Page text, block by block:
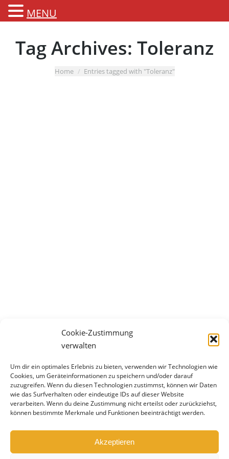
Cookie-Zustimmung
verwalten
Um dir ein optimales Erlebnis zu bieten, verwenden wir Technologien wie
Cookies, um Geräteinformationen zu speichern und/oder darauf
zuzugreifen. Wenn du diesen Technologien zustimmst, können wir Daten
wie das Surfverhalten oder eindeutige IDs auf dieser Website
verarbeiten. Wenn du deine Zustimmung nicht erteilst oder zurückziehst,
können bestimmte Merkmale und Funktionen beeinträchtigt werden.
Akzeptieren
Tag Archives: Toleranz
You are here:Home Entries tagged with "Toleranz"
Chance zum Wachsen
Es ist mir total egal, ob du geimpft oder nicht
die Zeit nimmst, darüber nachzudenken, wie die
Welt aus der Sichtweise deines Kindes /
Jugendlichen gerade aussieht. Du denkst, dass DU
mit der derzeitigen Situation Schwierigkeiten hast
MENU